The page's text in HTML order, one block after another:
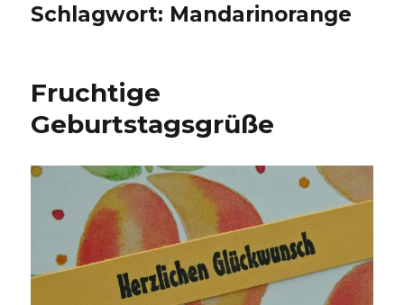
Schlagwort: Mandarinorange
Fruchtige
Geburtstagsgrüße